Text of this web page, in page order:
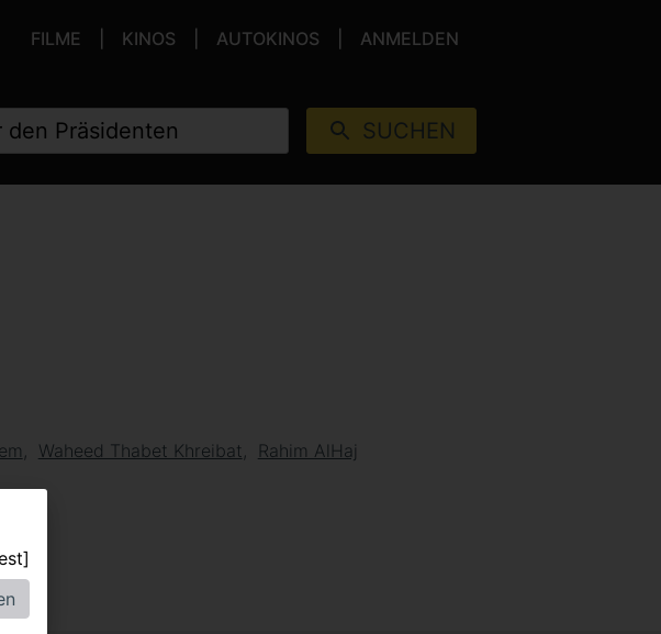
FILME KINOS AUTOKINOS ANMELDEN
SUCHEN
Waheed Thabet Khreibat Rahim AlHaj